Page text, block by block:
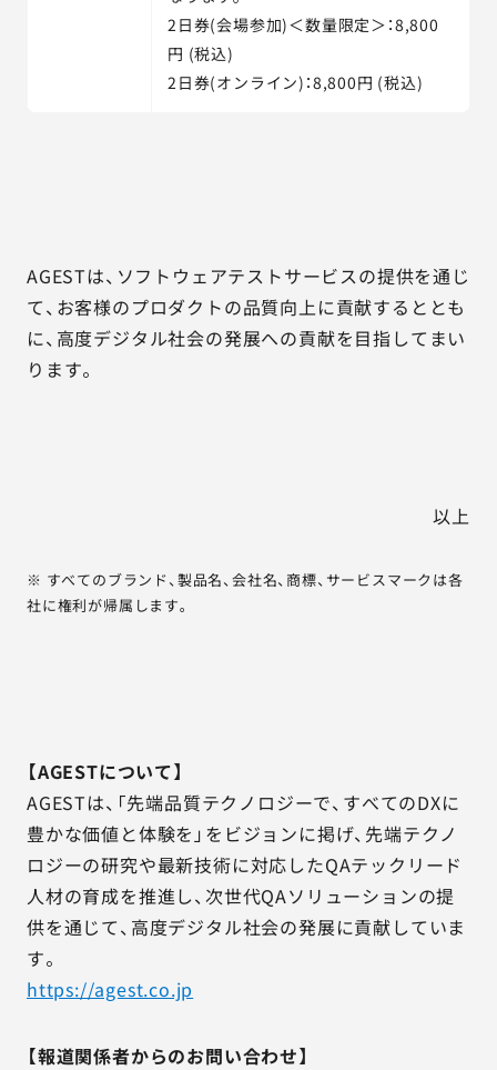
2日券(会場参加)＜数量限定＞：8,800
円 (税込)
2日券(オンライン)：8,800円 (税込)
AGESTは、ソフトウェアテストサービスの提供を通じ
て、お客様のプロダクトの品質向上に貢献するととも
に、高度デジタル社会の発展への貢献を目指してまい
ります。
以上
※ すべてのブランド、製品名、会社名、商標、サービスマークは各
社に権利が帰属します。
【AGESTについて】
AGESTは、「先端品質テクノロジーで、すべてのDXに
豊かな価値と体験を」をビジョンに掲げ、先端テクノ
ロジーの研究や最新技術に対応したQAテックリード
人材の育成を推進し、次世代QAソリューションの提
供を通じて、高度デジタル社会の発展に貢献していま
す。
https://agest.co.jp
【報道関係者からのお問い合わせ】